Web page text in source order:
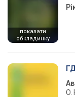
показати
обкладинку
О.